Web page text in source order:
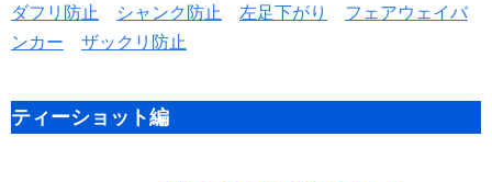
ダフリ防止
シャンク防止 左足下がり
フェアウェイバ
ンカー
ザックリ防止
ティーショット編